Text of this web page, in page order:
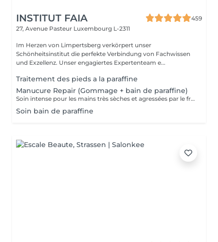
INSTITUT FAIA
459
27, Avenue Pasteur Luxembourg L-2311
Im Herzen von Limpertsberg verkörpert unser
Schönheitsinstitut die perfekte Verbindung von Fachwissen
und Exzellenz. Unser engagiertes Expertenteam e...
Traitement des pieds a la paraffine
Manucure Repair (Gommage + bain de paraffine)
Soin intense pour les mains très sèches et agressées par le froid ou les produits. Comprend le limage des ongles, la pousse et la coupe des cuticules, gommage, masque à la paraffine de 10 minutes et massage avec une crème de soin. Application d'une base transparente si désirée.
Soin bain de paraffine